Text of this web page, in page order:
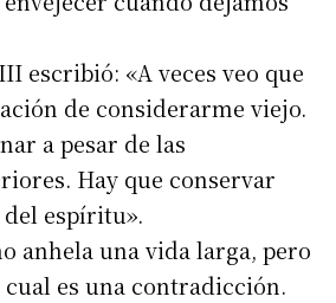
escribió: «A veces veo que
de considerarme viejo.
a pesar de las
Hay que conservar
espíritu».
anhela una vida larga, pero
cual es una contradicción.